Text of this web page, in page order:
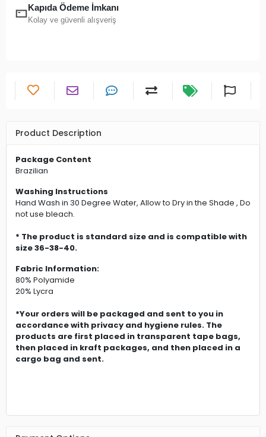
Kapıda Ödeme İmkanı
Kolay ve güvenli alışveriş
Product Description
Package Content
Brazilian
Washing Instructions
Hand Wash in 30 Degree Water, Allow to Dry in the Shade , Do
not use bleach.
* The product is standard size and is compatible with
size 36-38-40.
Fabric Information:
80% Polyamide
20% Lycra
*Your orders will be packaged and sent to you in
accordance with privacy and hygiene rules. The
products are first placed in transparent tape bags,
then placed in kraft packages, and then placed in a
cargo bag and sent.